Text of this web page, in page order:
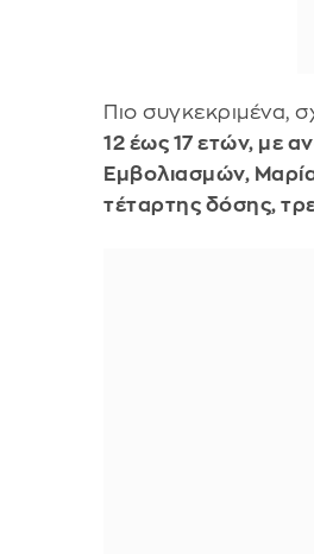
Πιο συγκεκριμένα,
12 έως 17 ετών, με
Εμβολιασμών,
τέταρτης δόσης,